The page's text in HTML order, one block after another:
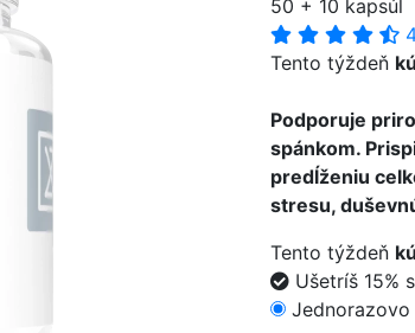
50 + 10 kapsúl
Tento týždeň
Podporuje
spánkom.
predĺženiu
stresu,
Tento týždeň
Ušetríš 15%
Jednorazovo